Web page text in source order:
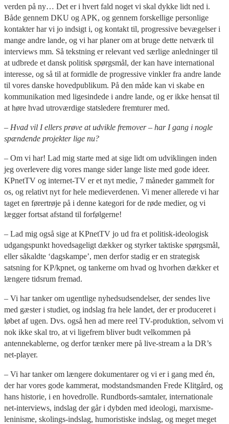
verden på ny… Det er i hvert fald noget vi skal dykke lidt ned i.
Både gennem DKU og APK, og gennem forskellige personlige
kontakter har vi jo indsigt i, og kontakt til, progressive bevægelser i
mange andre lande, og vi har planer om at bruge dette netværk til
interviews mm. Så tekstning er relevant ved særlige anledninger til
at udbrede et dansk politisk spørgsmål, der kan have international
interesse, og så til at formidle de progressive vinkler fra andre lande
til vores danske hovedpublikum. På den måde kan vi skabe en
kommunikation med ligesindede i andre lande, og er ikke hensat til
at høre hvad utroværdige statsledere fremturer med.
– Hvad vil I ellers prøve at udvikle fremover – har I gang i nogle
spændende projekter lige nu?
– Om vi har! Lad mig starte med at sige lidt om udviklingen inden
jeg overlevere dig vores mange sider lange liste med gode ideer.
KPnetTV og internet-TV er et nyt medie, 7 måneder gammelt for
os, og relativt nyt for hele medieverdenen. Vi mener allerede vi har
taget en førertrøje på i denne kategori for de røde medier, og vi
lægger fortsat afstand til forfølgerne!
– Lad mig også sige at KPnetTV jo ud fra et politisk-ideologisk
udgangspunkt hovedsageligt dækker og styrker taktiske spørgsmål,
eller såkaldte ‘dagskampe’, men derfor stadig er en strategisk
satsning for KP/kpnet, og tankerne om hvad og hvorhen dækker et
længere tidsrum fremad.
– Vi har tanker om ugentlige nyhedsudsendelser, der sendes live
med gæster i studiet, og indslag fra hele landet, der er produceret i
løbet af ugen. Dvs. også hen ad mere reel TV-produktion, selvom vi
nok ikke skal tro, at vi ligefrem bliver budt velkommen på
antennekablerne, og derfor tænker mere på live-stream a la DR’s
net-player.
– Vi har tanker om længere dokumentarer og vi er i gang med én,
der har vores gode kammerat, modstandsmanden Frede Klitgård, og
hans historie, i en hovedrolle. Rundbords-samtaler, internationale
net-interviews, indslag der går i dybden med ideologi, marxisme-
leninisme, skolings-indslag, humoristiske indslag, og meget meget